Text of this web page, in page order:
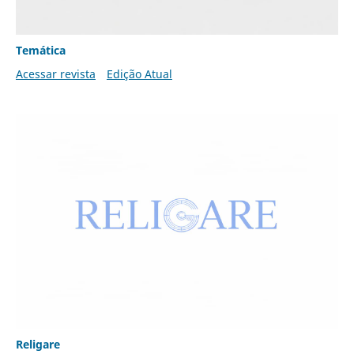
Temática
Acessar revista
Edição Atual
Religare